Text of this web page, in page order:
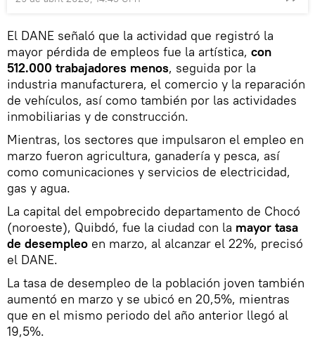
El DANE señaló que la actividad que registró la
mayor pérdida de empleos fue la artística, con
512.000 trabajadores menos, seguida por la
industria manufacturera, el comercio y la reparación
de vehículos, así como también por las actividades
inmobiliarias y de construcción.
Mientras, los sectores que impulsaron el empleo en
marzo fueron agricultura, ganadería y pesca, así
como comunicaciones y servicios de electricidad,
gas y agua.
La capital del empobrecido departamento de Chocó
(noroeste), Quibdó, fue la ciudad con la mayor tasa
de desempleo en marzo, al alcanzar el 22%, precisó
el DANE.
La tasa de desempleo de la población joven también
aumentó en marzo y se ubicó en 20,5%, mientras
que en el mismo periodo del año anterior llegó al
19,5%.